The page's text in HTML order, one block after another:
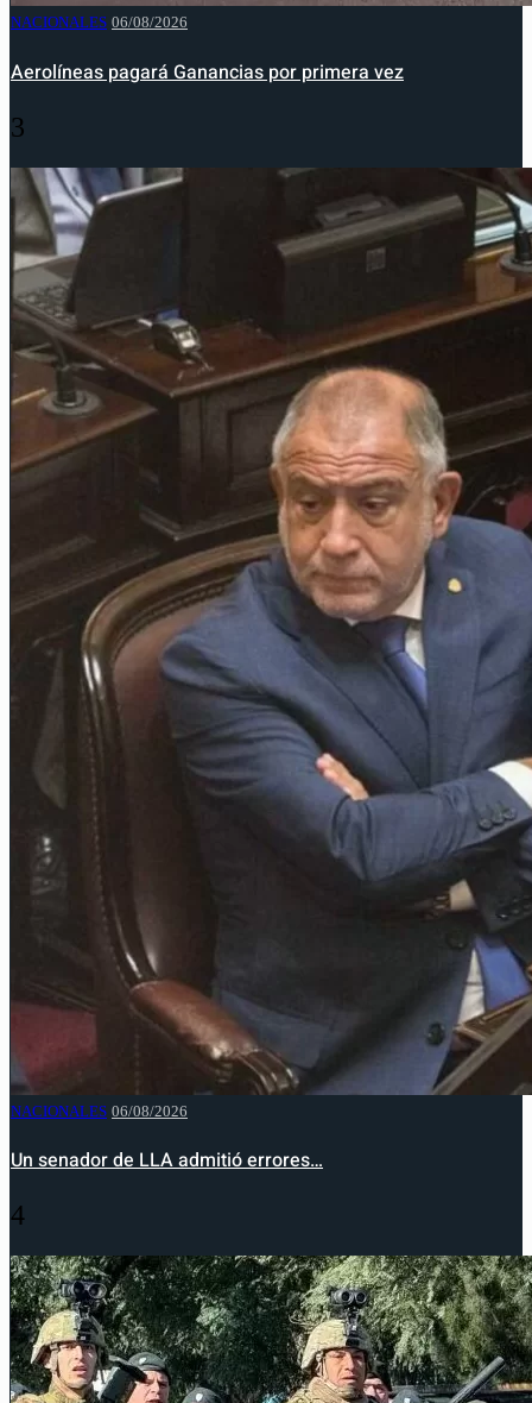
NACIONALES 06/08/2026
Aerolíneas pagará Ganancias por primera vez
3
NACIONALES 06/08/2026
Un senador de LLA admitió errores…
4